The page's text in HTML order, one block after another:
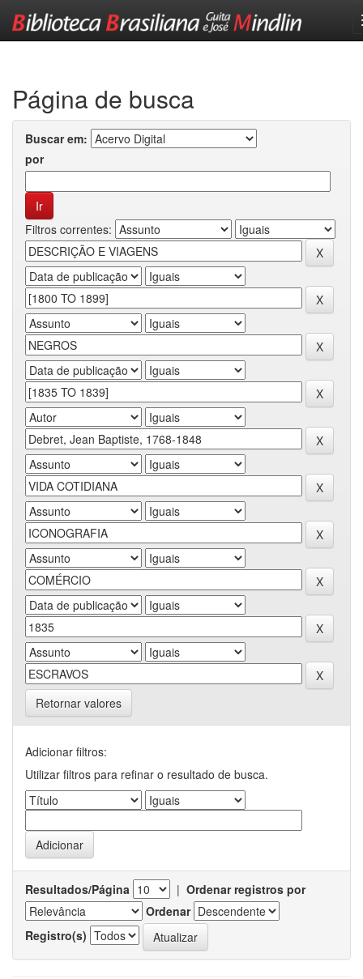
Página de busca
Buscar em:
por
Filtros correntes:
Retornar valores
Adicionar filtros:
Utilizar filtros para refinar o resultado de busca.
Resultados/Página | Ordenar registros por
Ordenar
Registro(s)